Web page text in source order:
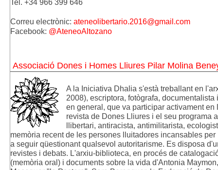
Tel. +34 966 399 646
Correu electrònic: ateneolibertario.2016@gmail.com
Facebook: @AteneoAltozano
Associació Dones i Homes Lliures Pilar Molina
A la Iniciativa Dhalia s'està treballant en
2008), escriptora, fotògrafa,
en general, que va participar activament
revista de Dones Lliures i el seu programa
llibertari, antiracista, antimilitarista,
memòria recent de les persones lluitadores incansables
a seguir qüestionant qualsevol autoritarisme. Es disposa
revistes i debats. L'arxiu-biblioteca, en procés de
(memòria oral) i documents sobre la vida d'Antonia